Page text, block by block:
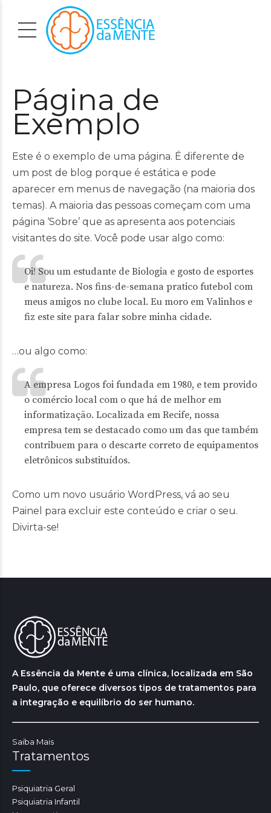
Página de
Exemplo
Este é o exemplo de uma página. É diferente de
um post de blog porque é estática e pode
aparecer em menus de navegação (na maioria dos
temas). A maioria das pessoas começam com uma
página ‘Sobre’ que as apresenta aos potenciais
visitantes do site. Você pode usar algo como:
Oi! Sou um estudante de Biologia e gosto de esportes
e natureza. Nos fins-de-semana pratico futebol com
meus amigos no clube local. Eu moro em Valinhos e
fiz este site para falar sobre minha cidade.
…ou algo como:
A empresa Logos foi fundada em 1980, e tem provido
o comércio local com o que há de melhor em
informatização. Localizada em Recife, nossa
empresa tem se destacado como um das que também
contribuem para o descarte correto de equipamentos
eletrônicos substituídos.
Como um novo usuário WordPress, vá ao seu
Painel para excluir este conteúdo e criar o seu.
Divirta-se!
A Essência da Mente é uma clínica, localizada em São
Paulo, que oferece diversos tipos de tratamentos para
a integração e equilíbrio do ser humano.
Saiba Mais
Tratamentos
Psiquiatria Geral
Psiquiatria Infantil